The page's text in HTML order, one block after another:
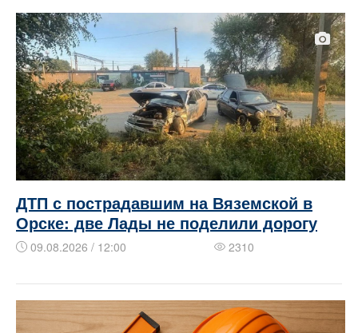
ДТП с пострадавшим на Вяземской в
Орске: две Лады не поделили дорогу
09.08.2026 / 12:00 2310